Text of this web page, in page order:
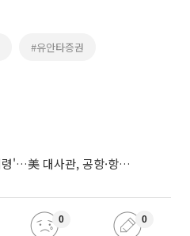
#유안타증권
요르단 아카바 지역에 '대피령'…美 대사관, 공항·항구 접근 금지 권고
0 0